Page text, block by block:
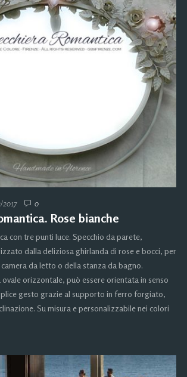
0
Rose bianche
con tre punti luce. Specchio da parete,
dalla deliziosa ghirlanda di rose e bocci, per
da letto o della stanza da bagno.
orizzontale, può essere orientata in senso
gesto grazie al supporto in ferro forgiato,
Su misura e personalizzabile nei colori